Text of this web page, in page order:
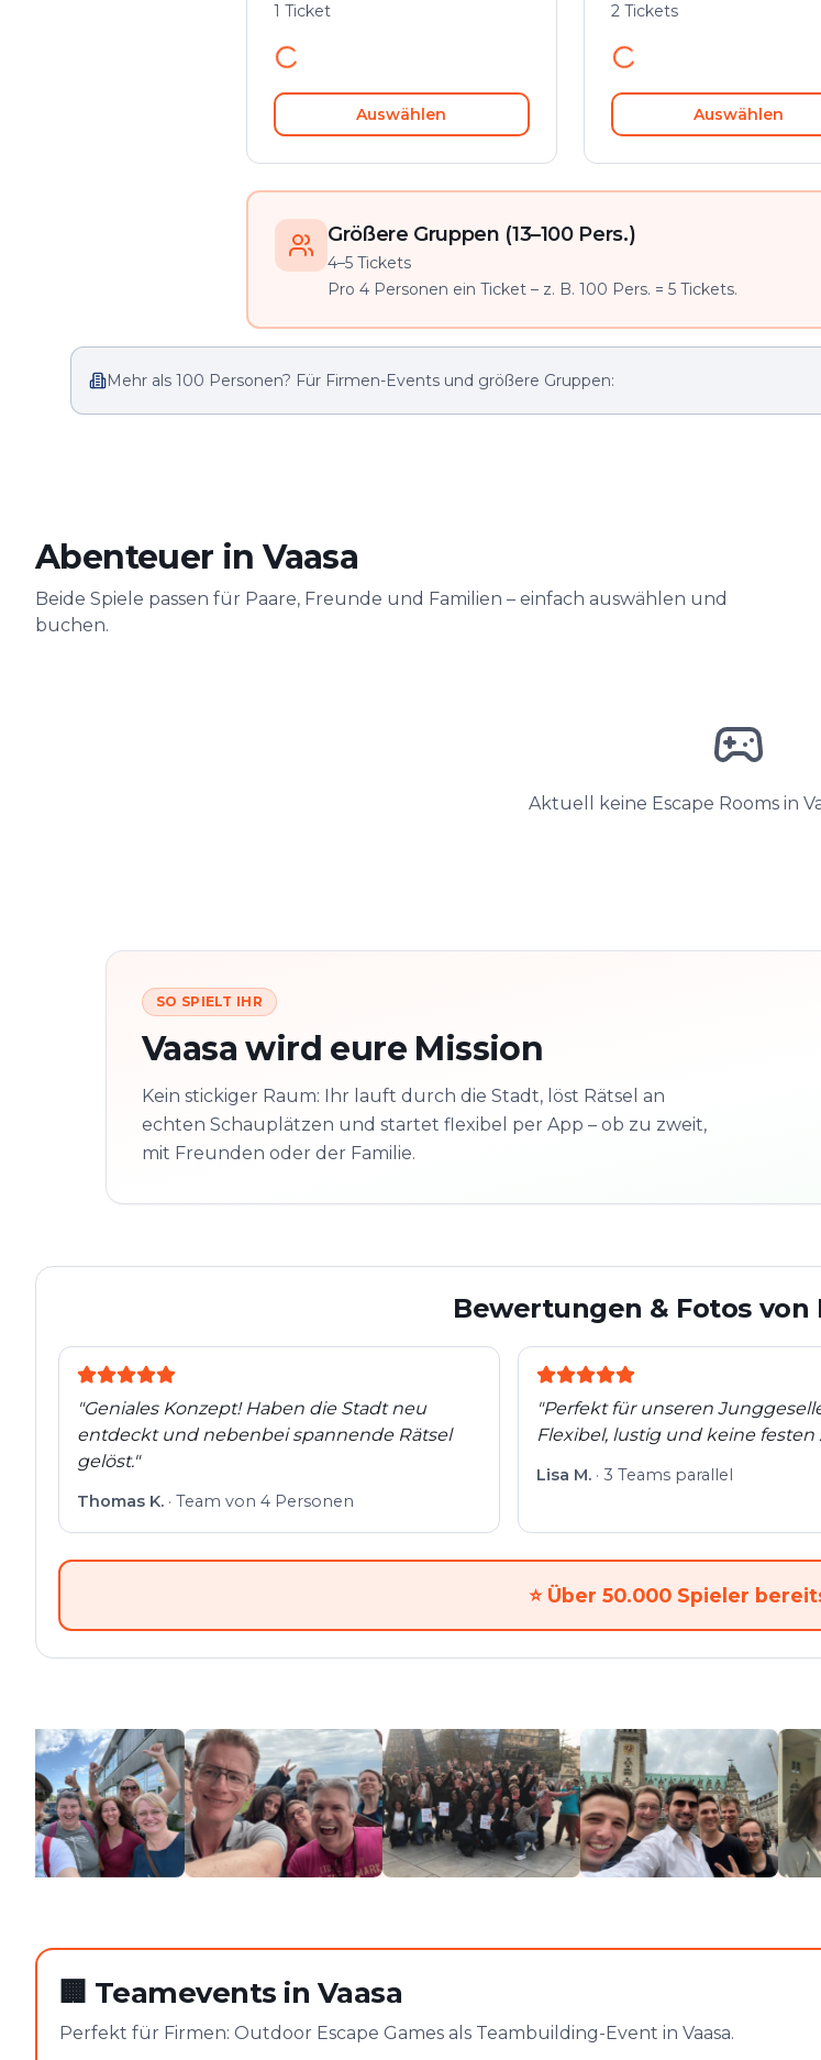
1 Ticket
Auswählen
2 Tickets
Auswählen
Größere Gruppen (13–100 Pers.)
4–5 Tickets
Pro 4 Personen ein Ticket – z. B. 100 Pers. = 5 Tickets.
Mehr als 100 Personen? Für Firmen-Events und größere Gruppen:
Abenteuer in Vaasa
Beide Spiele passen für Paare, Freunde und Familien – einfach auswählen und
buchen.
Aktuell keine Escape Rooms in
SO SPIELT IHR
Vaasa wird eure Mission
Kein stickiger Raum: Ihr lauft durch die Stadt, löst Rätsel an
echten Schauplätzen und startet flexibel per App – ob zu zweit,
mit Freunden oder der Familie.
Bewertungen & Fotos von
"Geniales Konzept! Haben die Stadt neu
entdeckt und nebenbei spannende Rätsel
gelöst."
Thomas K. · Team von 4 Personen
"Perfekt für unseren
Flexibel, lustig und keine festen
Lisa M. · 3 Teams parallel
⭐ Über 50.000 Spieler
🏢 Teamevents in Vaasa
Perfekt für Firmen: Outdoor Escape Games als Teambuilding-Event in Vaasa.